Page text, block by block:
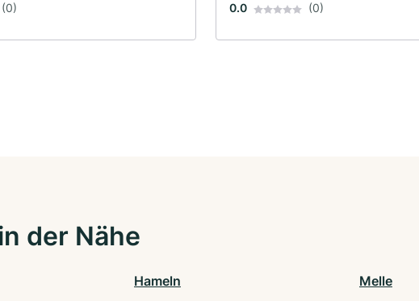
(0) 0.0 (0)
der Nähe
Hameln Melle